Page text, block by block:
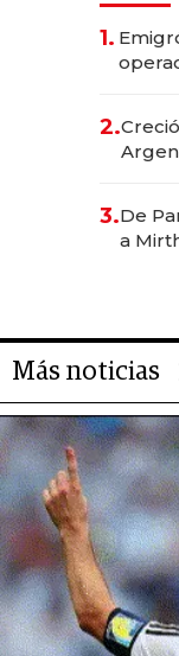
1.
2.
las
3.De
a
Más noticias